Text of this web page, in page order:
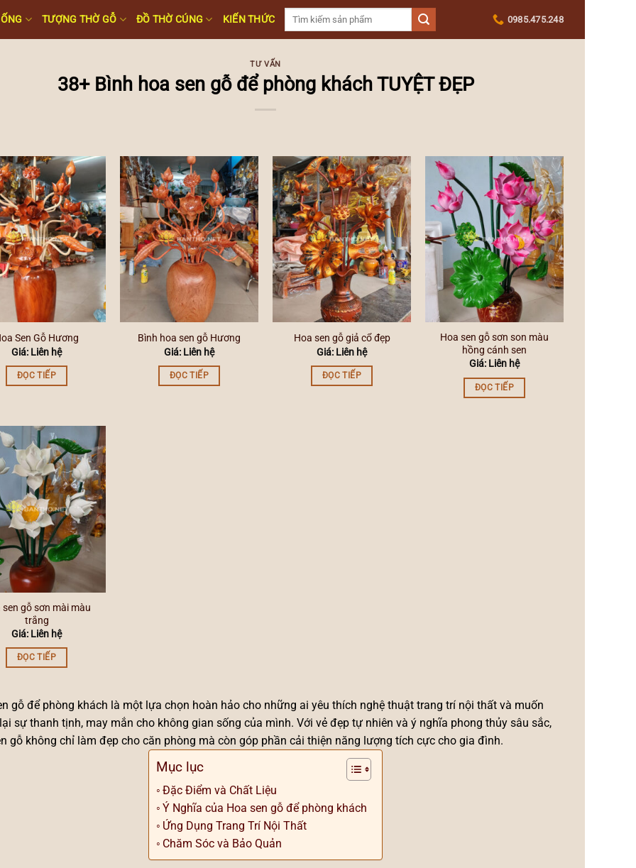
TƯỢNG THỜ GỖ ĐỒ THỜ CÚNG KIẾN THỨC
Tìm
0985.475.248
TƯ VẤN
38+ Bình hoa sen gỗ để phòng khách TUYỆT ĐẸP
Sen Gỗ Hương
Giá: Liên hệ
ĐỌC TIẾP
Bình hoa sen gỗ Hương
Giá: Liên hệ
ĐỌC TIẾP
Hoa sen gỗ giả cổ đẹp
Giá: Liên hệ
ĐỌC TIẾP
Hoa sen gỗ sơn son màu
hồng cánh sen
Giá: Liên hệ
ĐỌC TIẾP
sen gỗ sơn mài màu
trắng
Giá: Liên hệ
ĐỌC TIẾP
gỗ để phòng khách là một lựa chọn hoàn hảo cho những ai yêu thích nghệ thuật trang trí nội thất và muốn
sự thanh tịnh, may mắn cho không gian sống của mình. Với vẻ đẹp tự nhiên và ý nghĩa phong thủy sâu sắc,
gỗ không chỉ làm đẹp cho căn phòng mà còn góp phần cải thiện năng lượng tích cực cho gia đình.
Mục lục
Đặc Điểm và Chất Liệu
Ý Nghĩa của Hoa sen gỗ để phòng khách
Ứng Dụng Trang Trí Nội Thất
Chăm Sóc và Bảo Quản